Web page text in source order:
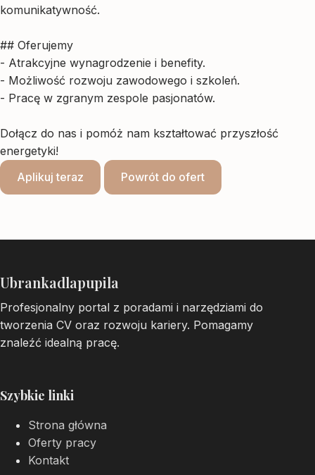
komunikatywność.
## Oferujemy
- Atrakcyjne wynagrodzenie i benefity.
- Możliwość rozwoju zawodowego i szkoleń.
- Pracę w zgranym zespole pasjonatów.
Dołącz do nas i pomóż nam kształtować przyszłość
energetyki!
Aplikuj teraz
Powrót do ofert
Ubrankadlapupila
Profesjonalny portal z poradami i narzędziami do
tworzenia CV oraz rozwoju kariery. Pomagamy
znaleźć idealną pracę.
Szybkie linki
Strona główna
Oferty pracy
Kontakt